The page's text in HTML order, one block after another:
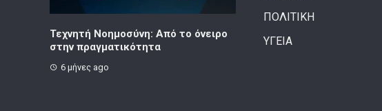
Από το όνειρο
Κορινθιακό Επιχειρείν – Ανακοίνωση
8 μήνες ago
Το τέλος της
ΠΟΛΙΤΙΚΗ
ΥΓΕΙΑ